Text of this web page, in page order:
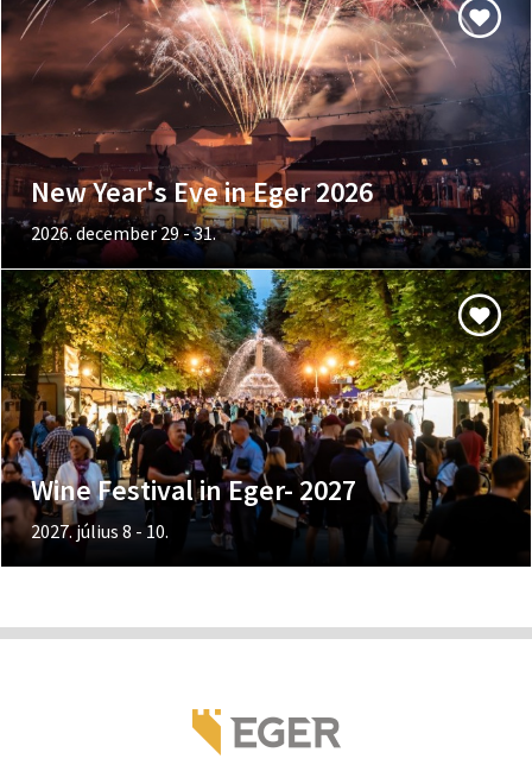
New Year's Eve in Eger 2026
2026. december 29 - 31.
Wine Festival in Eger- 2027
2027. július 8 - 10.